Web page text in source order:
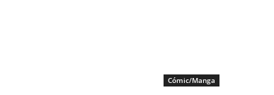
Cómic/Manga